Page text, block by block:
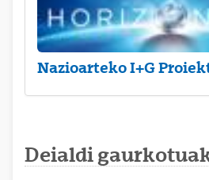
Nazioarteko I+G
Deialdi